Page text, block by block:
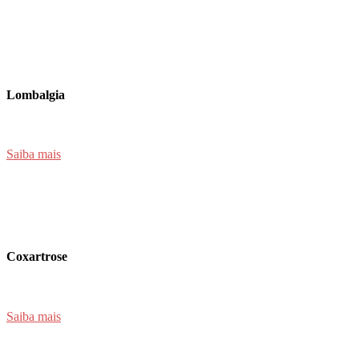
Lombalgia
Saiba mais
Coxartrose
Saiba mais